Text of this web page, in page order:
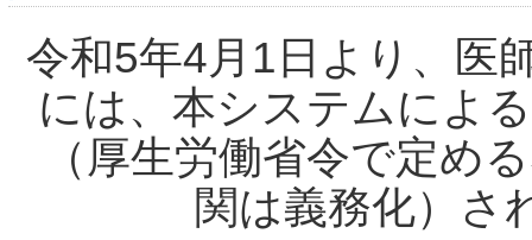
令和5年4月1日より、医
には、本システムによ
（厚生労働省令で定め
関は義務化）さ